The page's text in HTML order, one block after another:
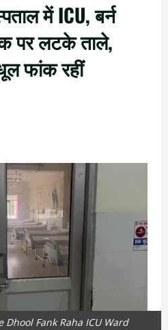
में ICU, बर्न
पर लटके ताले,
फांक रहीं
Dhool Fank Raha ICU Ward